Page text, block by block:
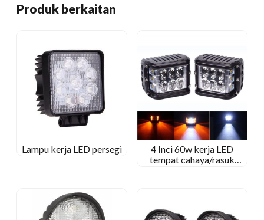
Produk berkaitan
Lampu kerja LED persegi
4 Inci 60w kerja LED
tempat cahaya/rasuk